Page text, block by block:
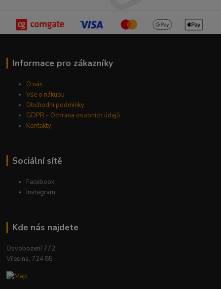
Informace pro zákazníky
O nás
Vše o nákupu
Obchodní podmínky
GDPR - Ochrana osobních údajů
Kontakty
Sociální sítě
Facebook
Instagram
Kde nás najdete
Osvobození 772
Vřesina, 724 85